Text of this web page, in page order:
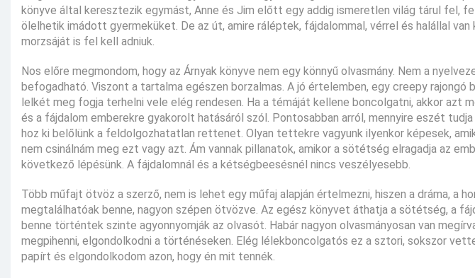
könyve által keresztezik egymást, Anne és Jim előtt egy addig ismeretlen világ tárul fel,
ölelhetik imádott gyermeküket. De az út, amire ráléptek, fájdalommal, vérrel és halállal
morzsáját is fel kell adniuk.
Nos előre megmondom, hogy az Árnyak könyve nem egy könnyű olvasmány. Nem a
befogadható. Viszont a tartalma egészen borzalmas. A jó értelemben, egy creepy rajongó
lelkét meg fogja terhelni vele elég rendesen. Ha a témáját kellene boncolgatni, akkor azt
és a fájdalom emberekre gyakorolt hatásáról szól. Pontosabban arról, mennyire eszét
hoz ki belőlünk a feldolgozhatatlan rettenet. Olyan tettekre vagyunk ilyenkor képesek,
nem csinálnám meg ezt vagy azt. Ám vannak pillanatok, amikor a sötétség elragadja az
következő lépésünk. A fájdalomnál és a kétségbeesésnél nincs veszélyesebb.
Több műfajt ötvöz a szerző, nem is lehet egy műfaj alapján értelmezni, hiszen a dráma, a
megtalálhatóak benne, nagyon szépen ötvözve. Az egész könyvet áthatja a sötétség, a
benne történtek szinte agyonnyomják az olvasót. Habár nagyon olvasmányosan van
megpihenni, elgondolkodni a történéseken. Elég lélekboncolgatós ez a sztori, sokszor
papírt és elgondolkodom azon, hogy én mit tennék.